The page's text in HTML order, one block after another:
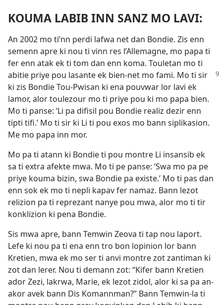
KOUMA LABIB INN SANZ MO LAVI:
An 2002 mo ti’nn perdi lafwa net dan Bondie. Zis enn
semenn apre ki nou ti vinn res l’Allemagne, mo papa ti
fer enn atak ek ti tom dan enn koma. Touletan mo ti
abitie priye pou lasante ek bien-net mo fami. Mo ti sir
ki zis Bondie Tou-Pwisan ki ena pouvwar lor lavi ek
lamor, alor toulezour mo ti priye pou ki mo papa bien.
Mo ti panse: ‘Li pa difisil pou Bondie realiz dezir enn
tipti tifi.’ Mo ti sir ki Li ti pou exos mo bann siplikasion.
Me mo papa inn mor.
Mo pa ti atann ki Bondie ti pou montre Li insansib ek
sa ti extra afekte mwa. Mo ti pe panse: ‘Swa mo pa pe
priye kouma bizin, swa Bondie pa existe.’ Mo ti pas dan
enn sok ek mo ti nepli kapav fer namaz. Bann lezot
relizion pa ti reprezant nanye pou mwa, alor mo ti tir
konklizion ki pena Bondie.
Sis mwa apre, bann Temwin Zeova ti tap nou laport.
Lefe ki nou pa ti ena enn tro bon lopinion lor bann
Kretien, mwa ek mo ser ti anvi montre zot zantiman ki
zot dan lerer. Nou ti demann zot: “Kifer bann Kretien
ador Zezi, lakrwa, Marie, ek lezot zidol, alor ki sa pa an-
akor avek bann Dis Komannman?” Bann Temwin-la ti